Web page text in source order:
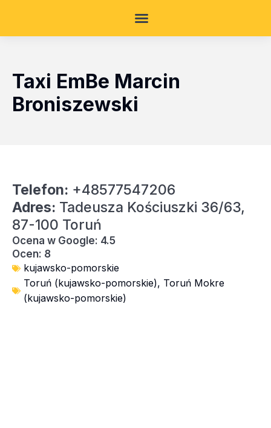
Taxi EmBe Marcin
Broniszewski
Telefon: +48577547206
Adres: Tadeusza Kościuszki 36/63,
87-100 Toruń
Ocena w Google: 4.5
Ocen: 8
kujawsko-pomorskie
Toruń (kujawsko-pomorskie), Toruń Mokre
(kujawsko-pomorskie)